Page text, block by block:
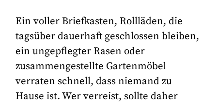
Ein voller Briefkasten, Rollläden, die
tagsüber dauerhaft geschlossen bleiben,
ein ungepflegter Rasen oder
zusammengestellte Gartenmöbel
verraten schnell, dass niemand zu
Hause ist. Wer verreist, sollte daher